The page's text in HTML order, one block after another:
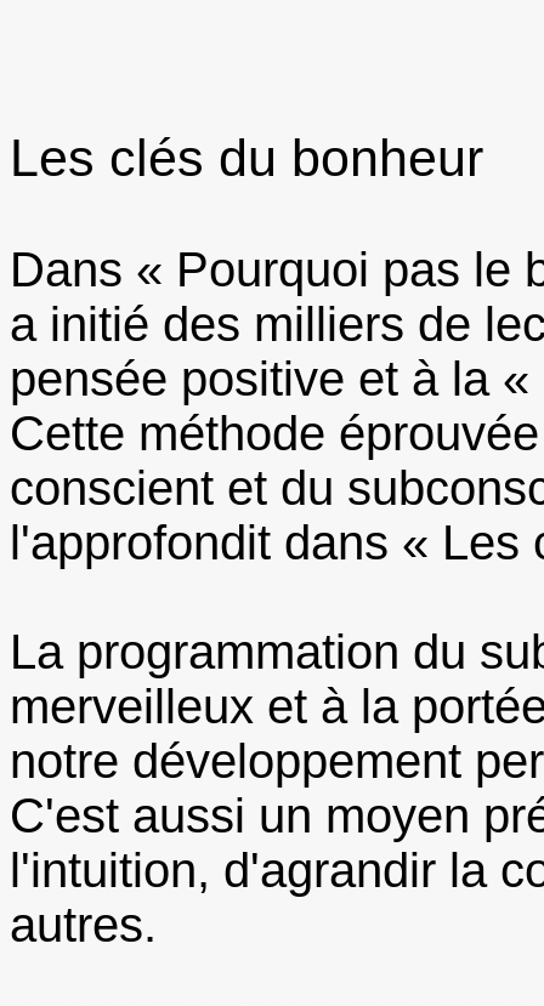
Les clés du bonheur
Dans « Pourquoi pas le
a initié des milliers de
pensée positive et à la
Cette méthode
conscient et du
l'approfondit dans « Les
La programmation du
merveilleux et à la
notre développement
C'est aussi un moyen
l'intuition, d'agrandir la
autres.